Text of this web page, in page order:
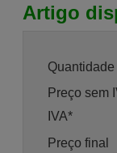
Artigo
Quantidade
Preço sem
IVA*
Preço final